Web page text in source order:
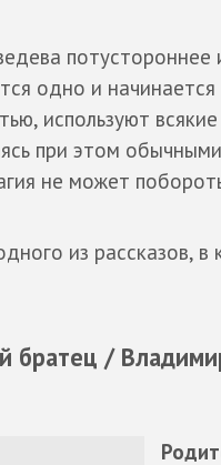
потустороннее
одно и
используют
при этом
не может
из рассказов,
/